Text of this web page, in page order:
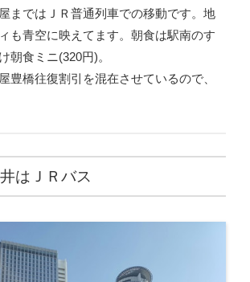
まではＪＲ普通列車での移動です。地
も青空に映えてます。朝食は駅南のす
朝食ミニ(320円)。
豊橋往復割引を混在させているので、
はＪＲバス